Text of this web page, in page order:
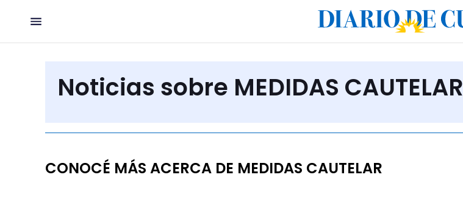
Noticias sobre MEDIDAS CAUTELAR
CONOCÉ MÁS ACERCA DE MEDIDAS CAUTELAR